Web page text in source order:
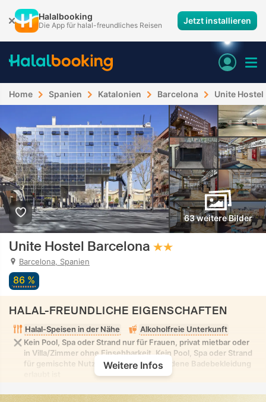
Halalbooking
Die App für halal-freundliches Reisen Jetzt installieren
Home Spanien Katalonien Barcelona Unite
63 weitere Bilder
Unite Hostel Barcelona
Barcelona, Spanien
86 %
HALAL-FREUNDLICHE EIGENSCHAFTEN
Halal-Speisen in der Nähe
Alkoholfreie Unterkunft
Kein Pool, Spa oder Strand nur für Frauen, privat mietbar oder
in Villa/Zimmer ohne Einsehbarkeit. Kein Pool, Spa oder Strand
für gemischte Nutzung, in dem bescheidene Badebekleidung
Weitere Infos